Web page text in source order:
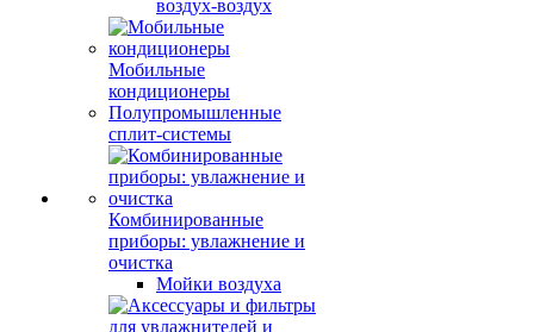
воздух-воздух
Мобильные
кондиционеры
Полупромышленные
сплит-системы
Комбинированные
приборы: увлажнение и
очистка
Мойки воздуха